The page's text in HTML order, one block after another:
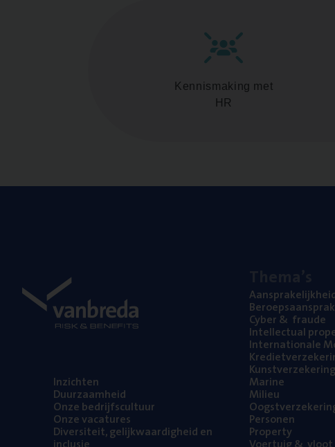
Kennismaking met
HR
Inzich­ten
Duur­zaam­heid
Onze bedrijfs­cul­tuur
Onze vaca­tu­res
Diver­si­teit, gelijk­waar­dig­heid en
Cyber& fraude
Intel­lec­tu­al
Inter­na­ti­o­na­le
Kunst­ver­ze­ke­ring
Mari­ne
Mili­eu
Per­so­nen
Pro­per­ty